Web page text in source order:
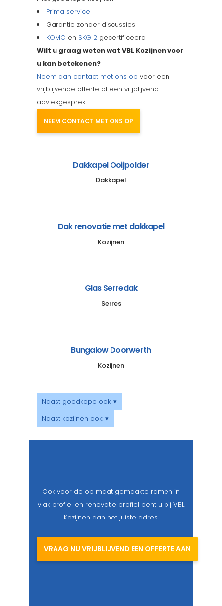
Prima service
Garantie zonder discussies
KOMO en SKG 2 gecertificeerd
Wilt u graag weten wat VBL Kozijnen voor
u kan betekenen?
Neem dan contact met ons op voor een
vrijblijvende offerte of een vrijblijvend
adviesgesprek.
NEEM CONTACT MET ONS OP
Dakkapel Ooijpolder
Dakkapel
Dak renovatie met dakkapel
Kozijnen
Glas Serredak
Serres
Bungalow Doorwerth
Kozijnen
Naast goedkope ook: ▾
Naast kozijnen ook: ▾
Ook voor de op maat gemaakte ramen in
vlak profiel en renovatie profiel bent u bij VBL
Kozijnen aan het juiste adres.
VRAAG NU VRIJBLIJVEND EEN OFFERTE AAN